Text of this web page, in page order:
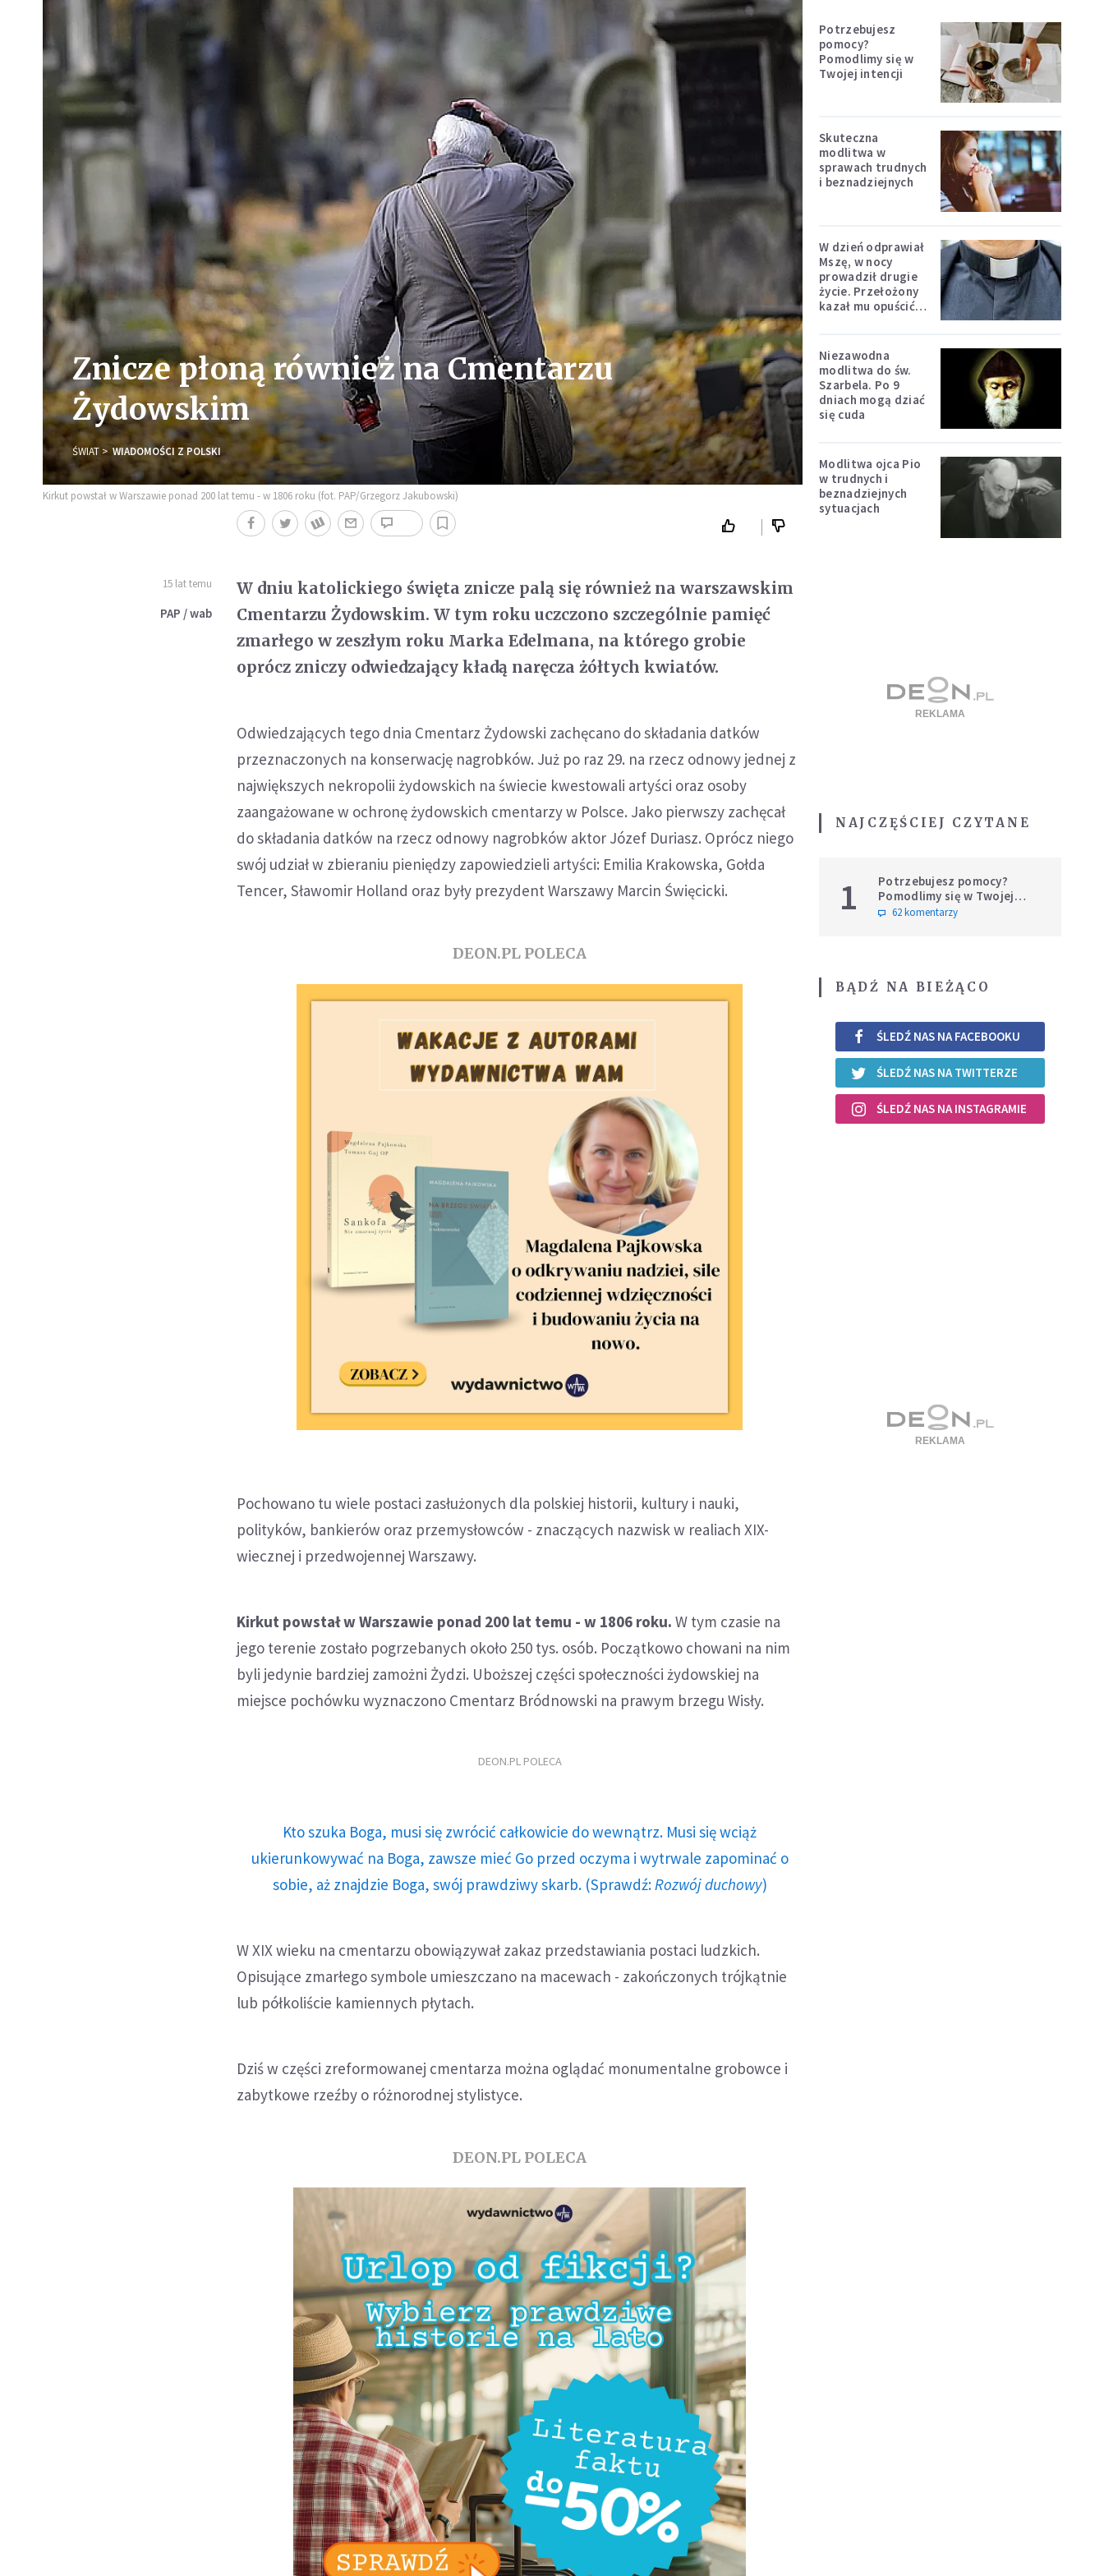
Znicze płoną również na Cmentarzu
Żydowskim
ŚWIAT WIADOMOŚCI Z POLSKI
Kirkut powstał w Warszawie ponad 200 lat temu - w 1806 roku (fot. PAP/Grzegorz Jakubowski)
15 lat temu
PAP / wab
W dniu katolickiego święta znicze palą się również na warszawskim
Cmentarzu Żydowskim. W tym roku uczczono szczególnie pamięć
zmarłego w zeszłym roku Marka Edelmana, na którego grobie
oprócz zniczy odwiedzający kładą naręcza żółtych kwiatów.
Odwiedzających tego dnia Cmentarz Żydowski zachęcano do składania datków
przeznaczonych na konserwację nagrobków. Już po raz 29. na rzecz odnowy jednej z
największych nekropolii żydowskich na świecie kwestowali artyści oraz osoby
zaangażowane w ochronę żydowskich cmentarzy w Polsce. Jako pierwszy zachęcał
do składania datków na rzecz odnowy nagrobków aktor Józef Duriasz. Oprócz niego
swój udział w zbieraniu pieniędzy zapowiedzieli artyści: Emilia Krakowska, Gołda
Tencer, Sławomir Holland oraz były prezydent Warszawy Marcin Święcicki.
DEON.PL POLECA
Pochowano tu wiele postaci zasłużonych dla polskiej historii, kultury i nauki,
polityków, bankierów oraz przemysłowców - znaczących nazwisk w realiach XIX-
wiecznej i przedwojennej Warszawy.
Kirkut powstał w Warszawie ponad 200 lat temu - w 1806 roku. W tym czasie na
jego terenie zostało pogrzebanych około 250 tys. osób. Początkowo chowani na nim
byli jedynie bardziej zamożni Żydzi. Uboższej części społeczności żydowskiej na
miejsce pochówku wyznaczono Cmentarz Bródnowski na prawym brzegu Wisły.
DEON.PL POLECA
Kto szuka Boga, musi się zwrócić całkowicie do wewnątrz. Musi się wciąż
ukierunkowywać na Boga, zawsze mieć Go przed oczyma i wytrwale zapominać o
sobie, aż znajdzie Boga, swój prawdziwy skarb. (Sprawdź: Rozwój duchowy)
W XIX wieku na cmentarzu obowiązywał zakaz przedstawiania postaci ludzkich.
Opisujące zmarłego symbole umieszczano na macewach - zakończonych trójkątnie
lub półkoliście kamiennych płytach.
Dziś w części zreformowanej cmentarza można oglądać monumentalne grobowce i
zabytkowe rzeźby o różnorodnej stylistyce.
DEON.PL POLECA
Potrzebujesz
pomocy?
Pomodlimy się w
Twojej intencji
Skuteczna
modlitwa w
sprawach trudnych
i beznadziejnych
W dzień odprawiał
Mszę, w nocy
prowadził drugie
życie. Przełożony
kazał mu opuścić
Niezawodna
modlitwa do św.
Szarbela. Po 9
dniach mogą dziać
się cuda
Modlitwa ojca Pio
w trudnych i
beznadziejnych
sytuacjach
NAJCZĘŚCIEJ CZYTANE
1
Potrzebujesz pomocy?
Pomodlimy się w Twojej
intencji
62 komentarzy
BĄDŹ NA BIEŻĄCO
ŚLEDŹ NAS NA FACEBOOKU
ŚLEDŹ NAS NA TWITTERZE
ŚLEDŹ NAS NA INSTAGRAMIE